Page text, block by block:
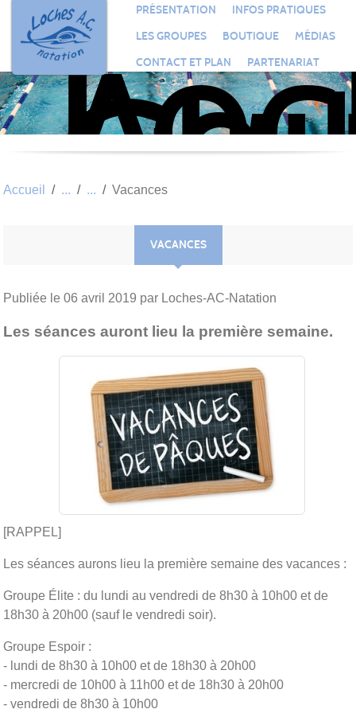
PRÉSENTATION
INFOS PRATIQUES
LES GROUPES
BOUTIQUE
MÉDIAS
CONTACT ET PLAN
PARTENARIAT
Accueil Vacances
VACANCES
Publiée le 06 avril 2019 par Loches-AC-Natation
Les séances auront lieu la première semaine.
[RAPPEL]
Les séances aurons lieu la première semaine des vacances :
Groupe Élite : du lundi au vendredi de 8h30 à 10h00 et de
18h30 à 20h00 (sauf le vendredi soir).
Groupe Espoir :
- lundi de 8h30 à 10h00 et de 18h30 à 20h00
- mercredi de 10h00 à 11h00 et de 18h30 à 20h00
- vendredi de 8h30 à 10h00
Panneau de gestion des cookies